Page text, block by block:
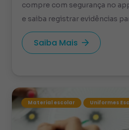
compre com segurança no
e saiba registrar evidências
Saiba Mais
Material escolar Uniformes